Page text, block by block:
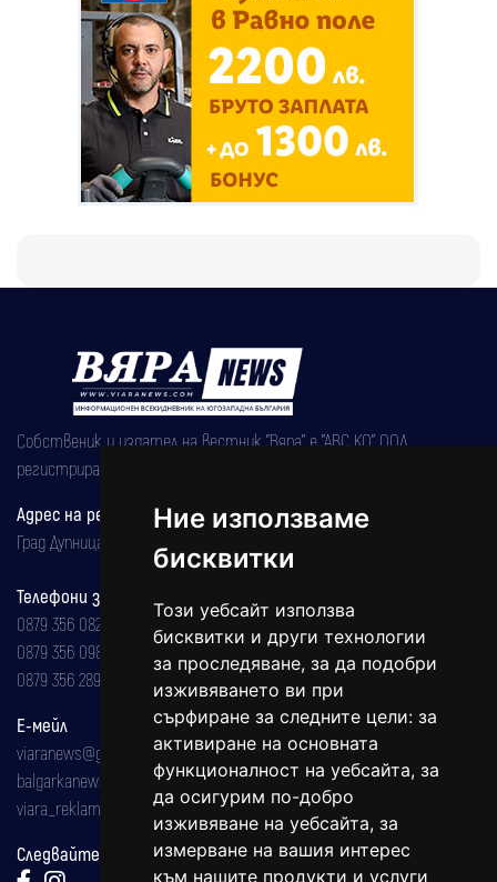
Ние използваме
бисквитки
Този уебсайт използва
бисквитки и други технологии
за проследяване, за да подобри
изживяването ви при
сърфиране за следните цели: за
активиране на основната
функционалност на уебсайта, за
да осигурим по-добро
изживяване на уебсайта, за
измерване на вашия интерес
към нашите продукти и услуги
Собственик и издател на вестник "Вяра" е "АВС КО" ООД,
регистрирана на 08.05.2002 година.
Адрес на редакцията
Град Дупница, ул.''Христо Ботев" 43
Телефони за реклама и абонаменти
0879 356 082
0879 356 098
0879 356 289
Е-мейл
viaranews@gmail.com
balgarkanews@gmail.com
viara_reklama@mail.bg
Следвайте ни: